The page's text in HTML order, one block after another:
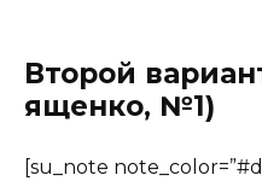
Второй
ященко, №1)
[su_note